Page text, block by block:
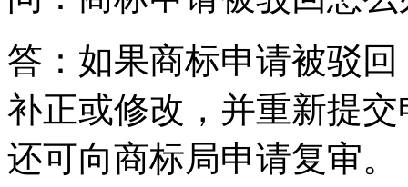
答：如果商标申请被驳
补正或修改，并重新提
还可向商标局申请复审。